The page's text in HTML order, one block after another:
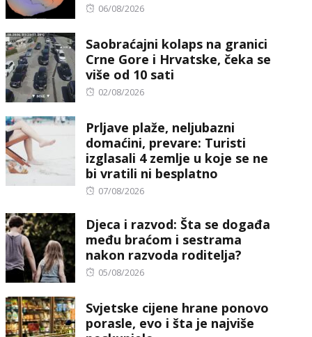
Posted
06/08/2026
Saobraćajni kolaps na granici
Crne Gore i Hrvatske, čeka se
više od 10 sati
Posted
02/08/2026
Prljave plaže, neljubazni
domaćini, prevare: Turisti
izglasali 4 zemlje u koje se ne
bi vratili ni besplatno
Posted
07/08/2026
Djeca i razvod: Šta se događa
među braćom i sestrama
nakon razvoda roditelja?
Posted
05/08/2026
Svjetske cijene hrane ponovo
porasle, evo i šta je najviše